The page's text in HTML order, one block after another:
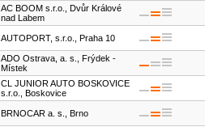
AC BOOM s.r.o., Dvůr Králové
nad Labem
AUTOPORT, s.r.o., Praha 10
ADO Ostrava, a. s., Frýdek -
Místek
CL JUNIOR AUTO BOSKOVICE
s.r.o., Boskovice
BRNOCAR a. s., Brno